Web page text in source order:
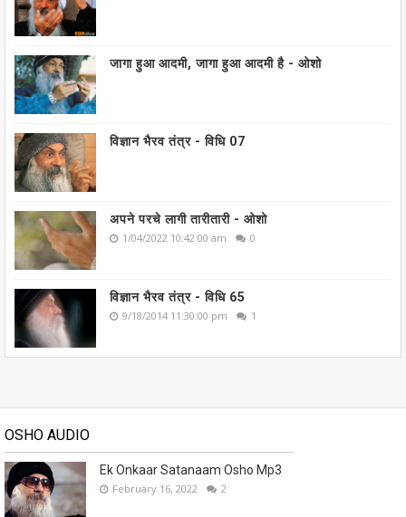
जागा हुआ आदमी, जागा हुआ आदमी है - ओशो
विज्ञान भैरव तंत्र - विधि 07
अपने परचे लागी तारीतारी - ओशो
1/04/2022 10:42:00 am 0
विज्ञान भैरव तंत्र - विधि 65
9/18/2014 11:30:00 pm 1
OSHO AUDIO
Ek Onkaar Satanaam Osho Mp3
February 16, 2022 2